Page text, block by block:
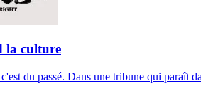
la culture
du passé. Dans une tribune qui paraît